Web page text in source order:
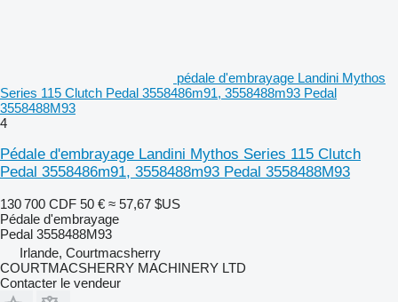
pédale d'embrayage Landini Mythos
Series 115 Clutch Pedal 3558486m91, 3558488m93 Pedal
3558488M93
4
Pédale d'embrayage Landini Mythos Series 115 Clutch
Pedal 3558486m91, 3558488m93 Pedal 3558488M93
130 700 CDF 50 € ≈ 57,67 $US
Pédale d'embrayage
Pedal 3558488M93
Irlande, Courtmacsherry
COURTMACSHERRY MACHINERY LTD
Contacter le vendeur